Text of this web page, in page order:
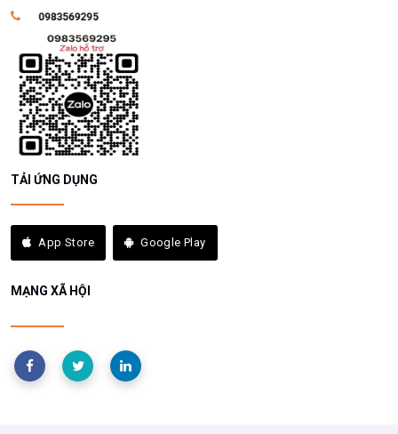
TẢI ỨNG DỤNG
App Store Google Play
MẠNG XÃ HỘI